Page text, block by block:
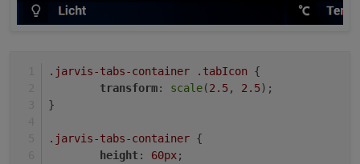
.jarvis-tabs-container .tabIcon {
transform: scale(2.5, 2.5);
}
.jarvis-tabs-container {
height: 60px;